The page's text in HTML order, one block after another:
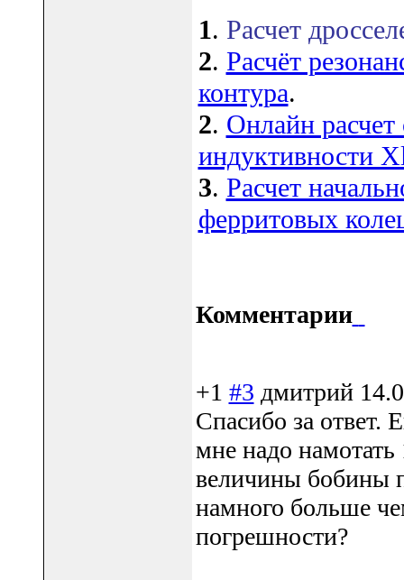
1. Расчет
2. Расчёт
контура.
2. Онлайн расчет
индуктивности
3. Расчет
ферритовых
Комментарии
+1 #3 дмитрий
Cпасибо за ответ.
мне надо намотать
величины бобины
намного больше
погрешности?